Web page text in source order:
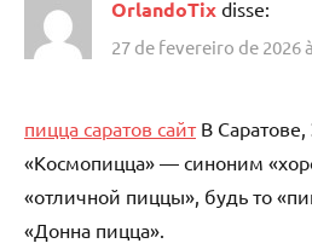
OrlandoTix disse:
27 de fevereiro de 2026
пицца саратов сайтВ Саратове,
«Космопицца» — синоним
«отличной пиццы», будь то
«Донна пицца».